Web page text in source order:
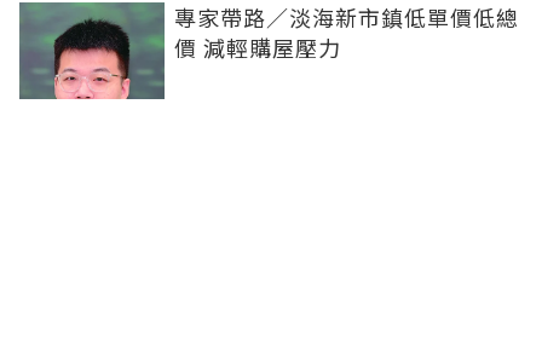
專家帶路／淡海新市鎮低單價低總
價 減輕購屋壓力